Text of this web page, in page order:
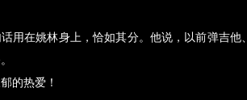
用在姚林身上，恰如其分。他说，以前弹吉他、
的热爱！